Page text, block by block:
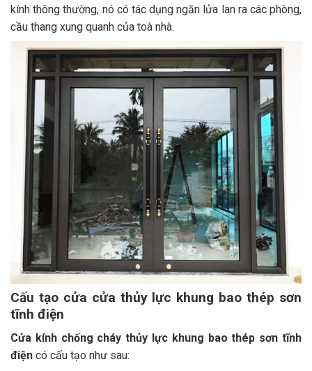
kính thông thường, nó có tác dụng ngăn lửa lan ra các phòng,
cầu thang xung quanh của toà nhà.
Cấu tạo cửa cửa thủy lực khung bao thép sơn
tĩnh điện
Cửa kính chống cháy thủy lực khung bao thép sơn tĩnh
điện có cấu tạo như sau: